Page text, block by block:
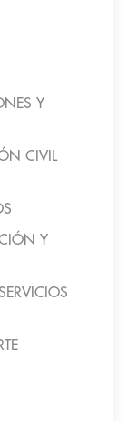
Y
CIVIL
Y